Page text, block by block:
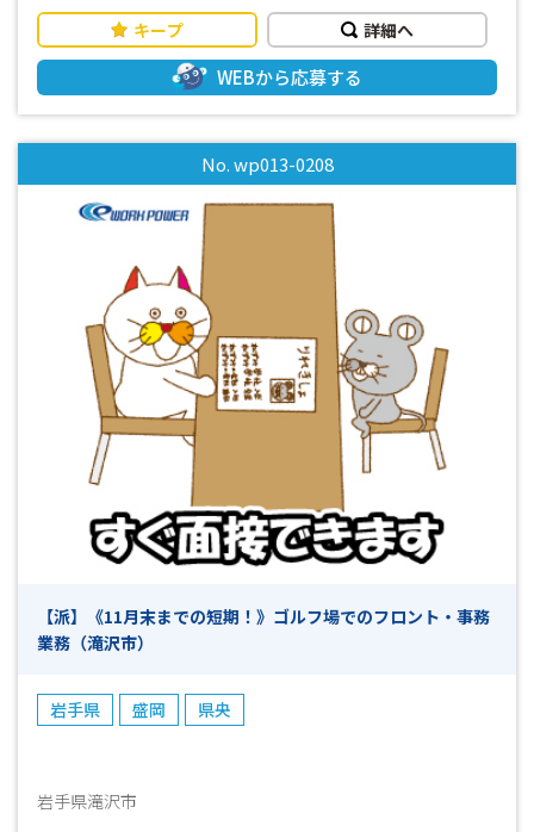
りません！ ライフワークバランスを大切にしながら働きた
いかたにピッタリ♪ （パート勤務をご希望の方は応募時に
お知らせください／応相談） ≪おすすめポイント！≫ ・冷暖
房完備ですので一年中快適に作業ができます ・集中してもく
もくと作業に取り組むのが得意な方におすすめです ・女性活
躍中の職場です ・幅広い年代の方が活躍しています ・お友達
同士のご応募OK！お気軽にお問い合わせください ・未経験の
方でも分かりやすく指導させていただきます ・基本は土日祝
休みの週休2日制なのでオンオフのメリハリをつけて働くこと
ができます ・週払いOK（規定有） ・工場見学可 ☆☆まずは
お気軽にお問い合わせください☆☆ *-*-*-*-*-*-*-*-*-*-*-*-*-
*-*-*-*-*-*-*-*-*-*-*-*-*-*-*-*-*-*-*-*-*-*-*-*-*-*-*-*-*-*-*-*-
*-*-*-*-*-*-*-*-*-*- 「面白そう！」「高時給でしっかり稼ぎ
たい！」「ブランクがあるけど働きたい！」 「未経験だけど
お仕事をやってみたい！」などなど… 少しでも興味があり
ましたら、まずはお気軽にお問い合わせください！ 今は別
のお仕事をされていて退職後から働き始めたいという方も大
歓迎です♪ 皆様のご応募心よりお待ちしております！！
募ください ▼ （ 受付 ） ◎弊社担当よりお電話にて折
り返しご連絡致します ▼ （ 面接日調整・予約 （所要
時間5～１０分程度） ） ◎面接・お仕事説明 ▼ （ こ
い ） ◎工場見学 ▼ （ 見学後、就業希望確認とお仕事
開始日の日程等確認 ） ◎採用連絡 ▼ （ 即日～7日程
了承ください。
キープ 詳細へ
WEBから応募する
No. wp013-0208
【派】《11月末までの短期！》ゴルフ場でのフロント・事務
業務（滝沢市）
岩手県 盛岡 県央
岩手県滝沢市